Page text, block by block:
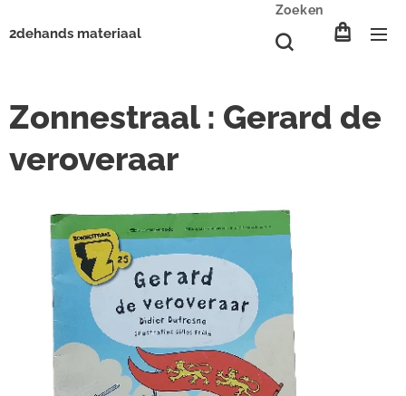
2dehands materiaal
Zoeken
Zonnestraal : Gerard de
veroveraar